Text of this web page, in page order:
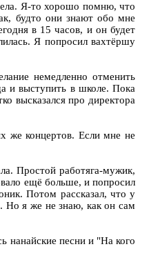
Я-то хорошо помню, что
будто они знают обо мне
в 15 часов, и он будет
Я попросил вахтёршу
немедленно отменить
и выступить в школе. Пока
высказался про директора
же концертов. Если мне не
Простой работяга-мужик,
ещё больше, и попросил
Потом рассказал, что у
Но я же не знаю, как он сам
нанайские песни и "На кого